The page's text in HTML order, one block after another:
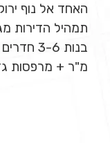
האחד אל נוף
תמהיל הדירות
מ"ר + מרפסות